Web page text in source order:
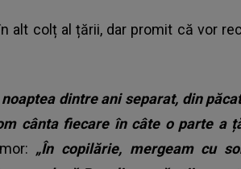
alt colț al țării, dar promit că vor
dintre ani separat, din
cânta fiecare în câte o parte a
„În copilărie, mergeam cu